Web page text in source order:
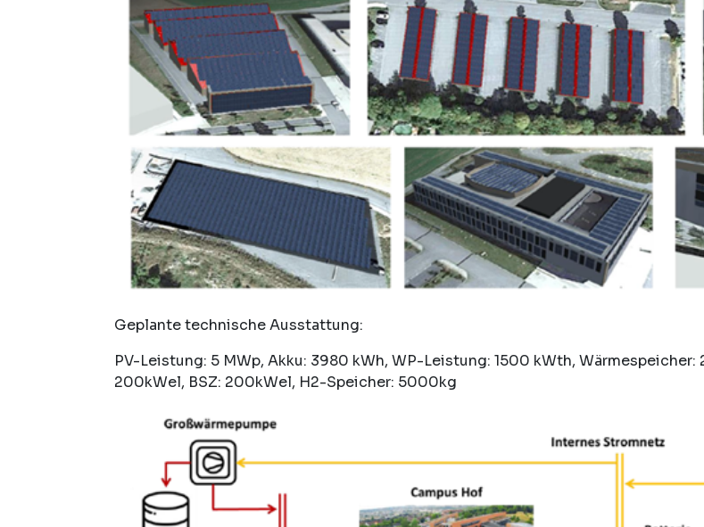
Geplante technische Ausstattung:
PV-Leistung: 5 MWp, Akku: 3980 kWh, WP-Leistung: 1500 kWth,
200kWel, BSZ: 200kWel, H2-Speicher: 5000kg